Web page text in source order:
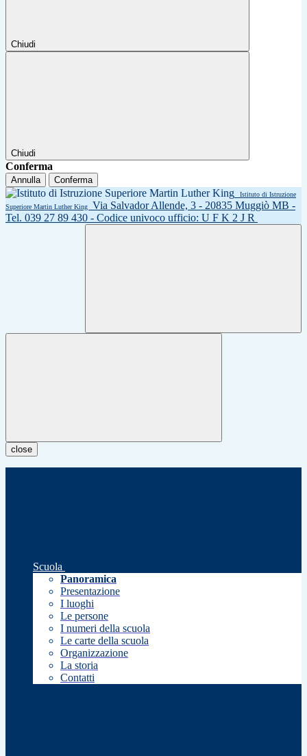
Chiudi
Chiudi
Conferma
Annulla Conferma
Istituto di Istruzione
Superiore Martin Luther King
Via Salvador Allende, 3 - 20835 Muggiò MB -
Tel. 039 27 89 430 - Codice univoco ufficio: U F K 2 J R
close
Scuola
Panoramica
Presentazione
I luoghi
Le persone
I numeri della scuola
Le carte della scuola
Organizzazione
La storia
Contatti